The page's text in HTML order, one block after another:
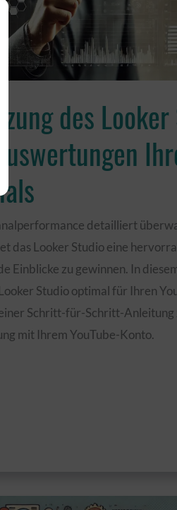
des
detailliert
das Looker Studio eine
Einblicke zu gewinnen. In
Studio optimal für Ihren
Schritt-für-Schritt-Anleitung
mit Ihrem YouTube-Konto.